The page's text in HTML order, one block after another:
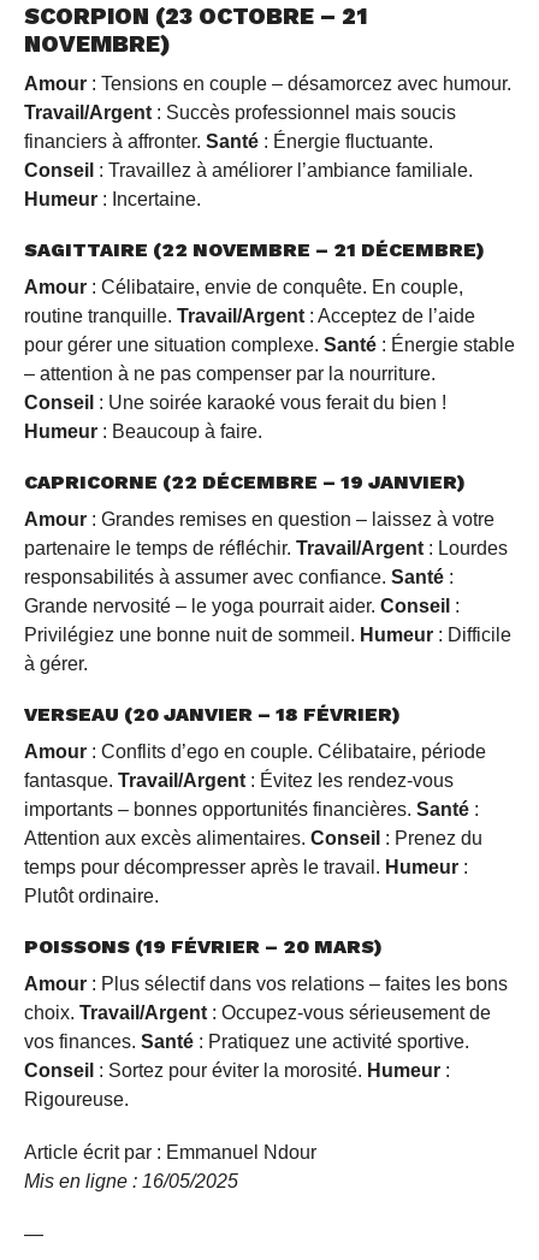
SCORPION (23 OCTOBRE – 21
NOVEMBRE)
Amour : Tensions en couple – désamorcez avec humour.
Travail/Argent : Succès professionnel mais soucis
financiers à affronter. Santé : Énergie fluctuante.
Conseil : Travaillez à améliorer l’ambiance familiale.
Humeur : Incertaine.
SAGITTAIRE (22 NOVEMBRE – 21 DÉCEMBRE)
Amour : Célibataire, envie de conquête. En couple,
routine tranquille. Travail/Argent : Acceptez de l’aide
pour gérer une situation complexe. Santé : Énergie stable
– attention à ne pas compenser par la nourriture.
Conseil : Une soirée karaoké vous ferait du bien !
Humeur : Beaucoup à faire.
CAPRICORNE (22 DÉCEMBRE – 19 JANVIER)
Amour : Grandes remises en question – laissez à votre
partenaire le temps de réfléchir. Travail/Argent : Lourdes
responsabilités à assumer avec confiance. Santé :
Grande nervosité – le yoga pourrait aider. Conseil :
Privilégiez une bonne nuit de sommeil. Humeur : Difficile
à gérer.
VERSEAU (20 JANVIER – 18 FÉVRIER)
Amour : Conflits d’ego en couple. Célibataire, période
fantasque. Travail/Argent : Évitez les rendez-vous
importants – bonnes opportunités financières. Santé :
Attention aux excès alimentaires. Conseil : Prenez du
temps pour décompresser après le travail. Humeur :
Plutôt ordinaire.
POISSONS (19 FÉVRIER – 20 MARS)
Amour : Plus sélectif dans vos relations – faites les bons
choix. Travail/Argent : Occupez-vous sérieusement de
vos finances. Santé : Pratiquez une activité sportive.
Conseil : Sortez pour éviter la morosité. Humeur :
Rigoureuse.
Article écrit par : Emmanuel Ndour
Mis en ligne : 16/05/2025
—